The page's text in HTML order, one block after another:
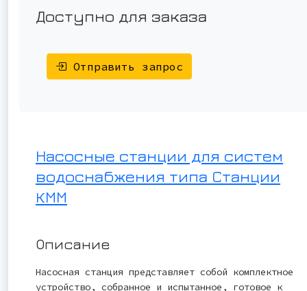
Доступно для заказа
Отправить запрос
Насосные станции для систем
водоснабжения типа Станции
КММ
Описание
Насосная станция представляет собой комплектное
устройство, собранное и испытанное, готовое к